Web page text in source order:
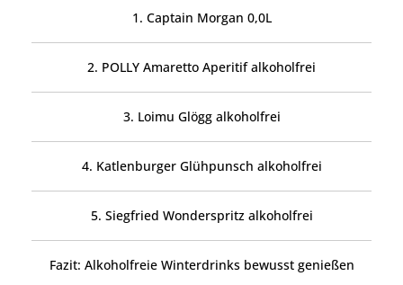
1. Captain Morgan 0,0L
2. POLLY Amaretto Aperitif alkoholfrei
3. Loimu Glögg alkoholfrei
4. Katlenburger Glühpunsch alkoholfrei
5. Siegfried Wonderspritz alkoholfrei
Fazit: Alkoholfreie Winterdrinks bewusst genießen